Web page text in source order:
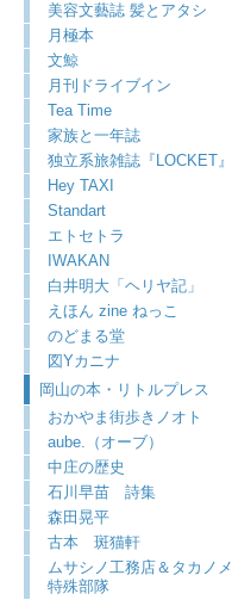
美容文藝誌 髪とアタシ
月極本
文鯨
月刊ドライブイン
Tea Time
家族と一年誌
独立系旅雑誌『LOCKET』
Hey TAXI
Standart
エトセトラ
IWAKAN
白井明大「ヘリヤ記」
えほん zine ねっこ
のどまる堂
図Yカニナ
岡山の本・リトルプレス
おかやま街歩きノオト
aube.（オーブ）
中庄の歴史
石川早苗 詩集
森田晃平
古本 斑猫軒
ムサシノ工務店＆タカノメ
特殊部隊